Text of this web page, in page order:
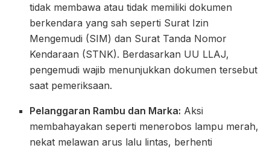
tidak membawa atau tidak memiliki dokumen
berkendara yang sah seperti Surat Izin
Mengemudi (SIM) dan Surat Tanda Nomor
Kendaraan (STNK). Berdasarkan UU LLAJ,
pengemudi wajib menunjukkan dokumen tersebut
saat pemeriksaan.
Pelanggaran Rambu dan Marka: Aksi
membahayakan seperti menerobos lampu merah,
nekat melawan arus lalu lintas, berhenti